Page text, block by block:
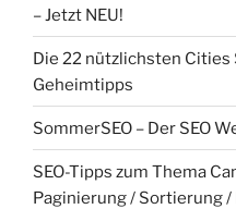
– Jetzt NEU!
Die 22 nützlichsten Cities
Geheimtipps
SommerSEO – Der SEO
SEO-Tipps zum Thema
Paginierung / Sortierung /